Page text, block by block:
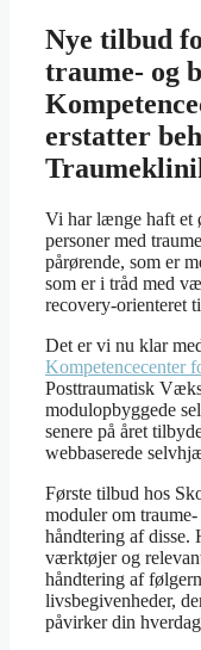
Nye tilbud
traume- og
erstatter
Vi har længe haft et
personer med
pårørende, som er
som er i tråd med
recovery-orienteret
Det er vi nu klar
Kompetencecenter
Posttraumatisk
modulopbyggede
senere på året
webbaserede
Første tilbud hos
moduler om
håndtering af disse.
værktøjer og
håndtering af
livsbegivenheder,
påvirker din